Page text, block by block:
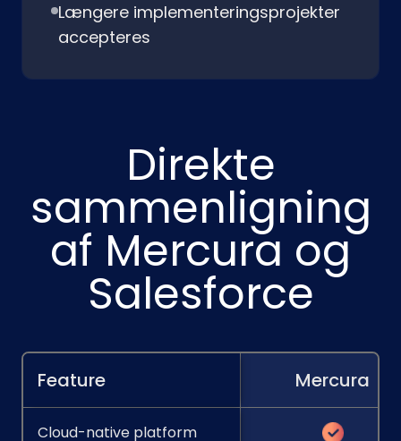
Længere implementeringsprojekter
accepteres
Direkte
sammenligning
af Mercura og
Salesforce
Feature Mercura
Cloud-native platform